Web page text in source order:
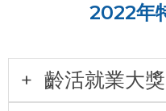
2022年
齡活就業大獎